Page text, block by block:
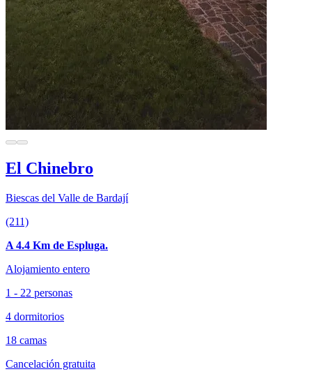
El Chinebro
Biescas del Valle de Bardají
(211)
A 4.4 Km de Espluga.
Alojamiento entero
1 - 22 personas
4 dormitorios
18 camas
Cancelación gratuita